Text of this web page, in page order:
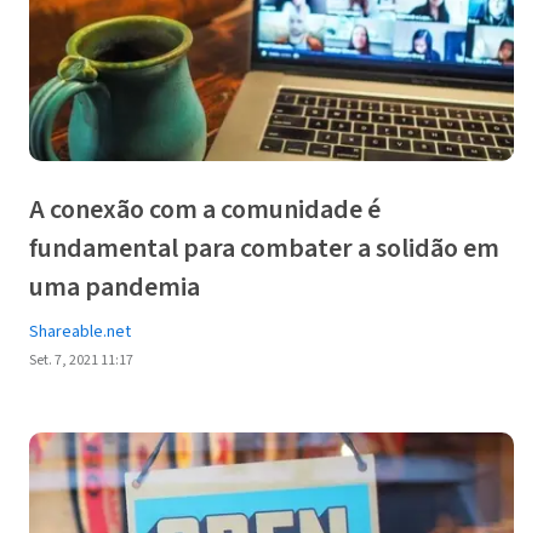
A conexão com a comunidade é
fundamental para combater a solidão em
uma pandemia
Shareable.net
Set. 7, 2021 11:17